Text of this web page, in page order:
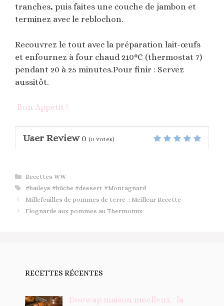
tranches, puis faites une couche de jambon et
terminez avec le reblochon.
Recouvrez le tout avec la préparation lait-œufs
et enfournez à four chaud 210°C (thermostat 7)
pendant 20 à 25 minutes.Pour finir : Servez
aussitôt.
Bon Appetit !
User Review 0 (0 votes)
Catégories
Recettes WW
Étiquettes
#baileys #bûche #dessert #Montagnard
Millefeuilles de pommes de terre : Meilleur Recette
Flognarde aux pommes au Thermomix
RECETTES RÉCENTES
Doowap maison moelleux : la